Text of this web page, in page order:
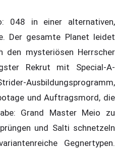
048 in einer alternativen,
Der gesamte Planet leidet
den mysteriösen Herrscher
Rekrut mit Special-A-
Ausbildungsprogramm,
und Auftragsmord, die
Grand Master Meio zu
und Salti schnetzeln
Gegnertypen.